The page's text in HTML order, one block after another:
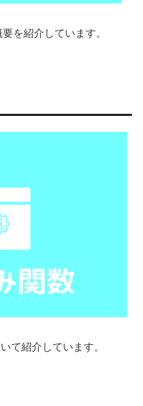
を紹介しています。
て紹介しています。